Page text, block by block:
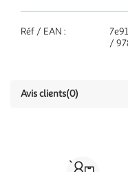
Réf / EAN :
/
Avis clients(0)